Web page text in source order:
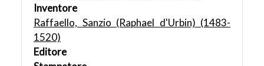
Inventore
Raffaello, Sanzio (Raphael d'Urbin) (1483-
1520)
Editore